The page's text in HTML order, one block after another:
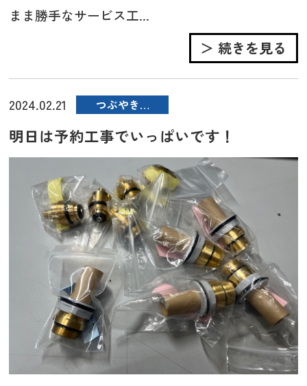
まま勝手なサービス工...
＞ 続きを見る
2024.02.21 つぶやき…
明日は予約工事でいっぱいです！